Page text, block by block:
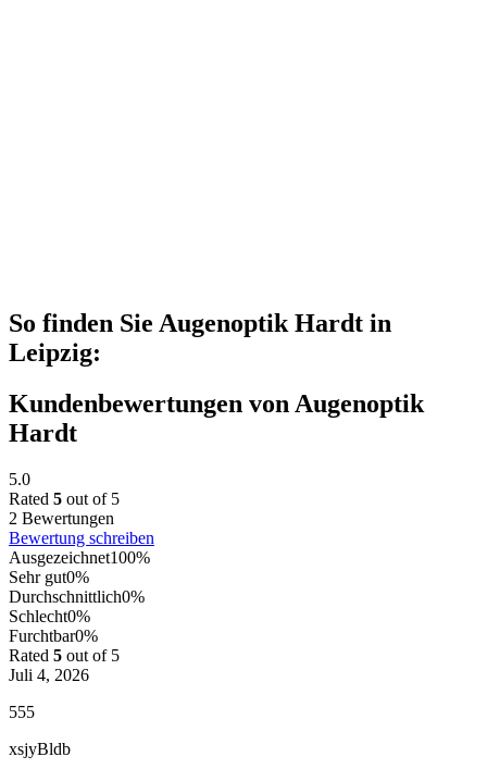
So finden Sie Augenoptik Hardt in
Leipzig:
Kundenbewertungen von Augenoptik
Hardt
5.0
Rated 5 out of 5
2 Bewertungen
Bewertung schreiben
Ausgezeichnet100%
Sehr gut0%
Durchschnittlich0%
Schlecht0%
Furchtbar0%
Rated 5 out of 5
Juli 4, 2026
555
xsjyBldb